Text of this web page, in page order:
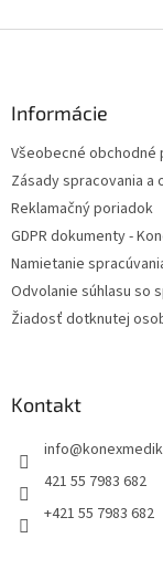
Informácie
Všeobecné obchodné
Zásady spracovania a
Reklamačný poriadok
GDPR dokumenty -
Namietanie
Odvolanie súhlasu so
Žiadosť dotknutej
Kontakt
info@
421 55 7983 682
+421 55 7983 682